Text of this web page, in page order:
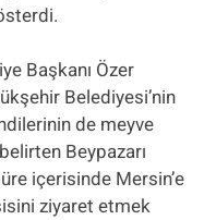
Başkanı Özer
Belediyesi’nin
de meyve
Beypazarı
içerisinde Mersin’e
ziyaret etmek